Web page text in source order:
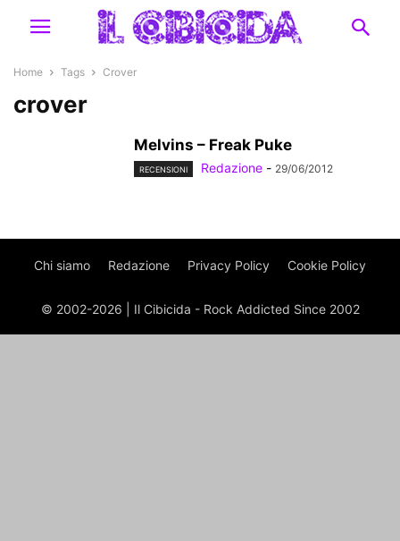
Home Tags Crover
crover
Melvins – Freak Puke
RECENSIONI Redazione - 29/06/2012
Chi siamo Redazione Privacy Policy Cookie Policy
© 2002-2026 | Il Cibicida - Rock Addicted Since 2002